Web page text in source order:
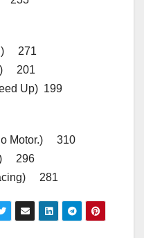
271
201
Up) 199
Motor.) 310
296
281